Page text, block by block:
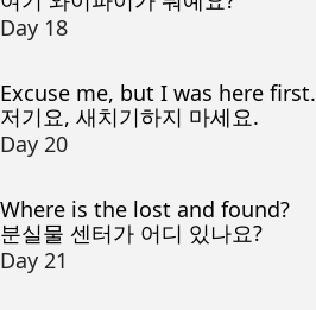
Day 18
Excuse me, but I was here first.
저기요, 새치기하지 마세요.
Day 20
Where is the lost and found?
분실물 센터가 어디 있나요?
Day 21